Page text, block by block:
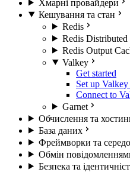
Хмарні провайдери
Кешування та стан
Redis
Redis Distributed
Redis Output
Valkey
Get started
Set up
Connect to
Garnet
Обчислення та
База даних
Фреймворки та
Обмін
Безпека та